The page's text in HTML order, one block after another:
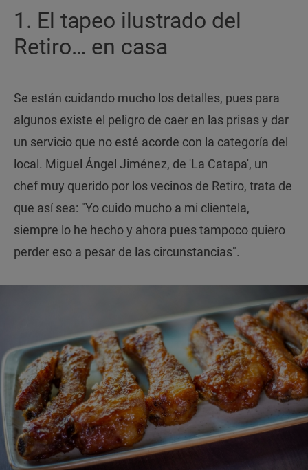
1. El tapeo ilustrado del
Retiro… en casa
Se están cuidando mucho los detalles, pues para
algunos existe el peligro de caer en las prisas y dar
un servicio que no esté acorde con la categoría del
local. Miguel Ángel Jiménez, de 'La Catapa', un
chef muy querido por los vecinos de Retiro, trata de
que así sea: "Yo cuido mucho a mi clientela,
siempre lo he hecho y ahora pues tampoco quiero
perder eso a pesar de las circunstancias".